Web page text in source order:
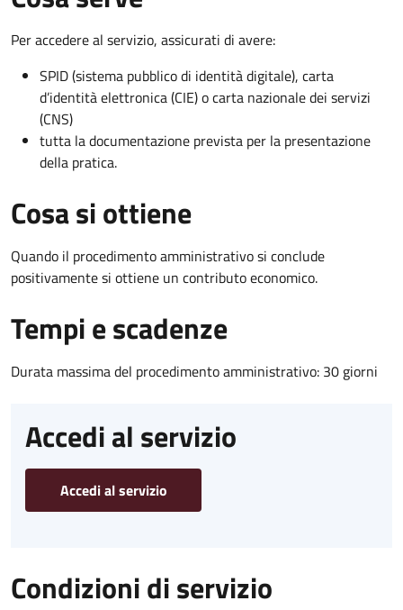
Per accedere al servizio, assicurati di avere:
SPID (sistema pubblico di identità digitale), carta
d’identità elettronica (CIE) o carta nazionale dei servizi
(CNS)
tutta la documentazione prevista per la presentazione
della pratica.
Cosa si ottiene
Quando il procedimento amministrativo si conclude
positivamente si ottiene un contributo economico.
Tempi e scadenze
Durata massima del procedimento amministrativo: 30 giorni
Accedi al servizio
Accedi al servizio
Condizioni di servizio